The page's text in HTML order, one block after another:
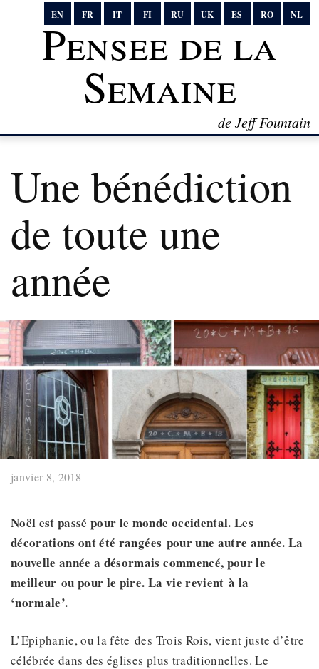
EN FR IT FI RU UK ES RO NL
Pensee de la
Semaine
de Jeff Fountain
Une bénédiction
de toute une
année
janvier 8, 2018
Noël est passé pour le monde occidental. Les
décorationsont été rangées pour une autre année. La
nouvelle année a désormais commencé, pour le
meilleuroupour le pire. La vierevient à la
‘normale’.
L’Epiphanie, ou la fête des Trois Rois, vient juste d’être
célébrée dans des églises plus traditionnelles. Le